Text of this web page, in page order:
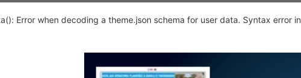
Error when decoding a theme.json schema for user data. Syntax error in